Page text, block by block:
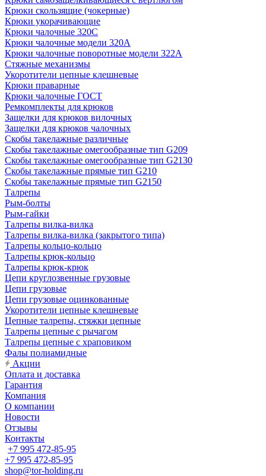
Крюки скользящие (чокерные)
Крюки укорачивающие
Крюки чалочные 320C
Крюки чалочные модели 320А
Крюки чалочные поворотные модели 322А
Стяжные механизмы
Укоротители цепные клешневые
Крюки праварные
Крюки чалочные ГОСТ
Ремкомплекты для крюков
Защелки для крюков вилочных
Защелки для крюков чалочных
Скобы такелажные различные
Скобы такелажные омегообразные тип G209
Скобы такелажные омегообразные тип G2130
Скобы такелажные прямые тип G210
Скобы такелажные прямые тип G2150
Талрепы
Рым-болты
Рым-гайки
Талрепы вилка-вилка
Талрепы вилка-вилка (закрытого типа)
Талрепы кольцо-кольцо
Талрепы крюк-кольцо
Талрепы крюк-крюк
Цепи круглозвенные грузовые
Цепи грузовые
Цепи грузовые оцинкованные
Укоротители цепные клешневые
Цепные талрепы, стяжки цепные
Талрепы цепные с рычагом
Талрепы цепные с храповиком
Фалы полиамидные
Акции
Оплата и доставка
Гарантия
Компания
О компании
Новости
Отзывы
Контакты
+7 995 472-85-95
+7 995 472-85-95
shop@tor-holding.ru